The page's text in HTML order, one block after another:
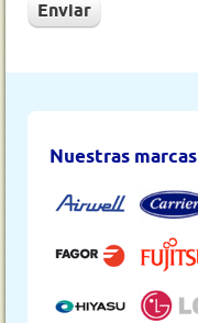
Nuestras marcas